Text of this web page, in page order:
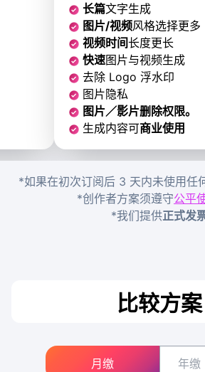
长篇文字生成
图片/视频风格选择更多
视频时间长度更长
快速图片与视频生成
去除 Logo 浮水印
图片隐私
图片／影片删除权限。
生成内容可商业使用
*如果在初次订阅后 3 天内未使用任
*创作者方案须遵守公平
*我们提供正式发
比较方案
月缴 年缴